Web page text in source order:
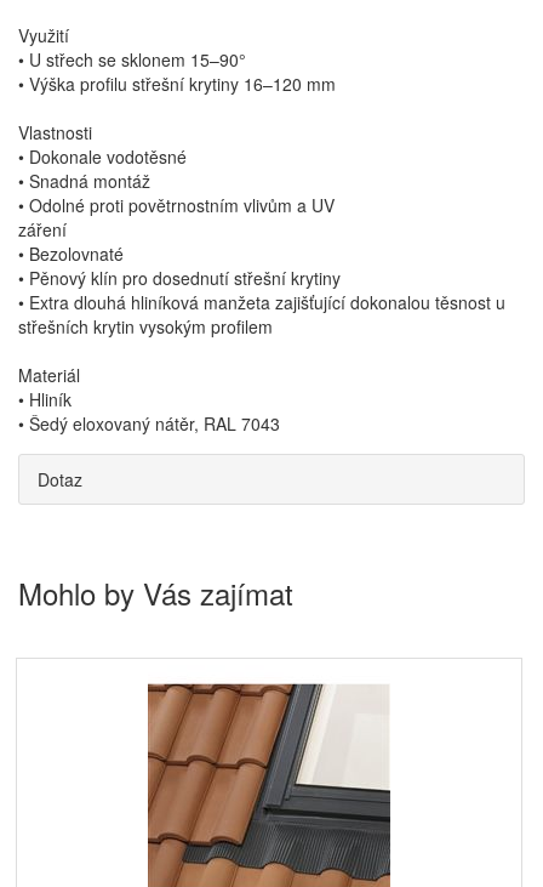
Využití
• U střech se sklonem 15–90°
• Výška profilu střešní krytiny 16–120 mm
Vlastnosti
• Dokonale vodotěsné
• Snadná montáž
• Odolné proti povětrnostním vlivům a UV
záření
• Bezolovnaté
• Pěnový klín pro dosednutí střešní krytiny
• Extra dlouhá hliníková manžeta zajišťující dokonalou těsnost u
střešních krytin vysokým profilem
Materiál
• Hliník
• Šedý eloxovaný nátěr, RAL 7043
Dotaz
Mohlo by Vás zajímat